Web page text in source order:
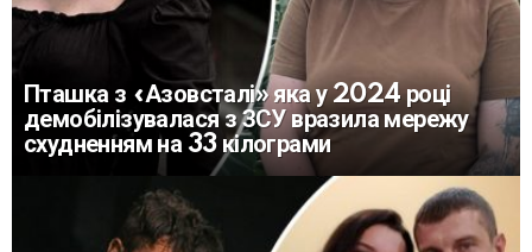
Пташка з «Азовсталі» яка у 2024 році
демобілізувалася з ЗСУ вразила мережу
схудненням на 33 кілограми